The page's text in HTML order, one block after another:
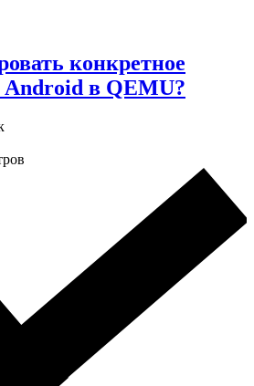
конкретное
Android в QEMU?